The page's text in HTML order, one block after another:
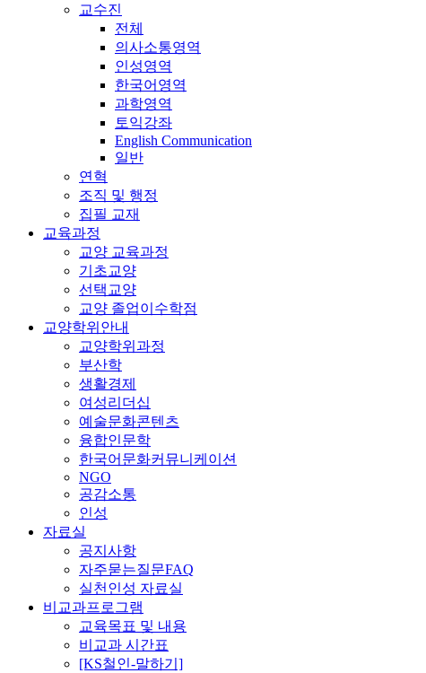
교수진
전체
의사소통영역
인성영역
한국어영역
과학영역
토익강좌
English Communication
일반
연혁
조직 및 행정
집필 교재
교육과정
교양 교육과정
기초교양
선택교양
교양 졸업이수학점
교양학위안내
교양학위과정
부산학
생활경제
여성리더십
예술문화콘텐츠
융합인문학
한국어문화커뮤니케이션
NGO
공감소통
인성
자료실
공지사항
자주묻는질문FAQ
실천인성 자료실
비교과프로그램
교육목표 및 내용
비교과 시간표
[KS철인-말하기]